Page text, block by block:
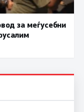
за меѓусебни